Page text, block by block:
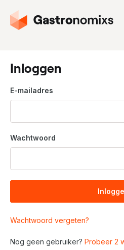
G
a
a
r
d
e
o
m
e
a
g
n
a
Inloggen
E-mailadres
Wachtwoord
Wachtwoord vergeten?
Nog geen gebruiker? Probeer 2